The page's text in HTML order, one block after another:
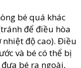
bé quá khác
để điều hòa
nhiệt độ cao). Điều
và bé có thể bị
bé ra ngoài,